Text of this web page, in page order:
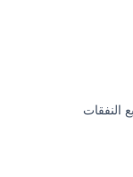
النفقات